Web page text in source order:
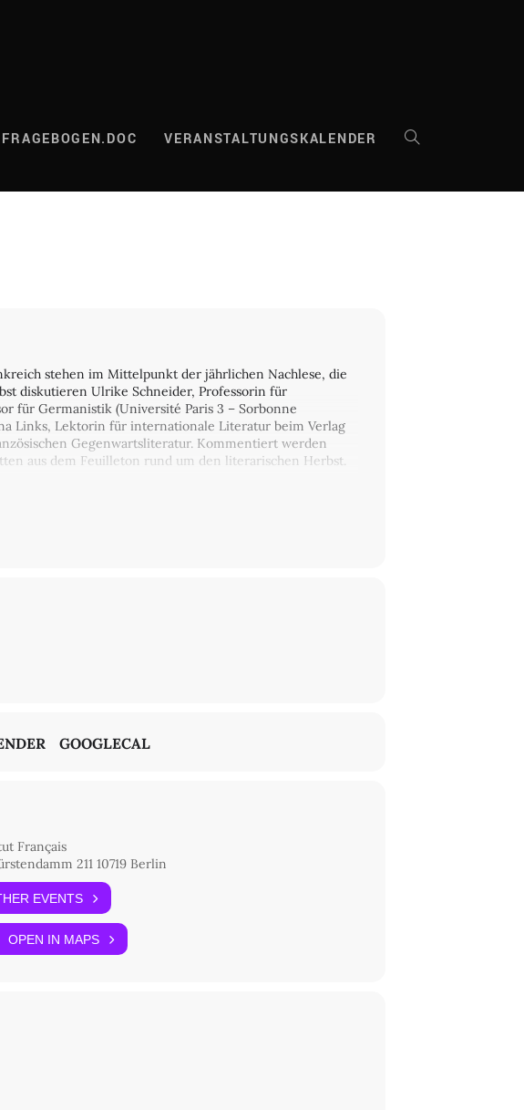
FRAGEBOGEN.DOC VERANSTALTUNGSKALENDER WEBSITE-
stehen im Mittelpunkt der jährlichen Nachlese, die
diskutieren Ulrike Schneider, Professorin für
für Germanistik (Université Paris 3 – Sorbonne
Links, Lektorin für internationale Literatur beim Verlag
Gegenwartsliteratur. Kommentiert werden
aus dem Feuilleton rund um den literarischen Herbst.
GOOGLECAL
Français
211 10719 Berlin
EVENTS
OPEN IN MAPS